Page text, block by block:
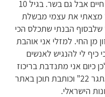
חצר. במשך שנים אהבתי בעלי חיים אבל גם בשר. בגיל 10
מצאתי את עצמי מבשלת
שלבסוף הבנתי שתכלס הכי
מן החי. למזלי אני אוהבת
כיף לי להנגיש לאנשים
כיום אני מתנדבת בריכוז
קבוצת הבוגרים והבוגרות של "אתגר 22" וכותבת תוכן באתר
הישראלי.